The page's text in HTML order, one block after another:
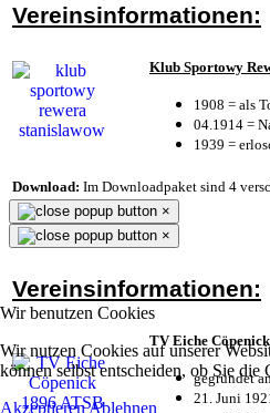
Wir benutzen Cookies
Wir nutzen Cookies auf unserer
können selbst entscheiden, ob Sie
AkzeptierenAblehnen
Vereinsinformationen:
Klub Sportowy
1908 = als
04.1914 =
1939 =
Download: Im Downloadpaket sind 4
×
×
Vereinsinformationen:
TV Eiche
gegründet
21. Juni